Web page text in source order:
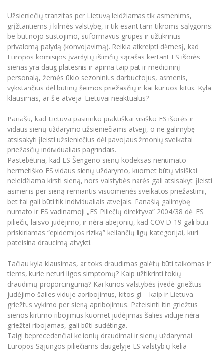
Užsieniečių tranzitas per Lietuvą leidžiamas tik asmenims,
grįžtantiems į kilmės valstybę, ir tik esant tam tikroms sąlygoms:
be būtinojo sustojimo, suformavus grupes ir užtikrinus
privalomą palydą (konvojavimą). Reikia atkreipti dėmesį, kad
Europos komisijos įvardytų išimčių sąrašas kertant ES išorės
sienas yra daug platesnis ir apima taip pat ir medicininį
personalą, žemės ūkio sezoninius darbuotojus, asmenis,
vykstančius dėl būtinų šeimos priežasčių ir kai kuriuos kitus. Kyla
klausimas, ar šie atvejai Lietuvai neaktualūs?
Panašu, kad Lietuva pasirinko praktiškai visiško ES išorės ir
vidaus sienų uždarymo užsieniečiams atvejį, o ne galimybę
atsisakyti įleisti užsieniečius dėl pavojaus žmonių sveikatai
priežasčių individualiais pagrindais.
Pastebėtina, kad ES Šengeno sienų kodeksas nenumato
hermetiško ES vidaus sienų uždarymo, kuomet būtų visiškai
neleidžiama kirsti sieną, nors valstybės narės gali atsisakyti įleisti
asmenis per sieną remiantis visuomenės sveikatos priežastimi,
bet tai gali būti tik individualiais atvejais. Panašią galimybę
numato ir ES vadinamoji „ES Piliečių direktyva” 2004/38 dėl ES
piliečių laisvo judėjimo, ir nėra abejonių, kad COVID-19 gali būti
priskiriamas “epidemijos riziką” keliančių ligų kategorijai, kuri
pateisina draudimą atvykti.
Tačiau kyla klausimas, ar toks draudimas galėtų būti taikomas ir
tiems, kurie neturi ligos simptomų? Kaip užtikrinti tokių
draudimų proporcingumą? Kai kurios valstybės įvedė griežtus
judėjimo šalies viduje apribojimus, kitos gi – kaip ir Lietuva –
griežtus vykimo per sieną apribojimus. Pateisinti itin griežtus
sienos kirtimo ribojimus kuomet judėjimas šalies viduje nėra
griežtai ribojamas, gali būti sudėtinga.
Taigi beprecedenčiai kelionių draudimai ir sienų uždarymai
Europos Sąjungos piliečiams daugelyje ES valstybių kelia